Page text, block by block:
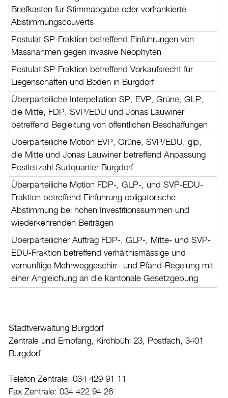
Briefkasten für Stimmabgabe oder vorfrankierte
Abstimmungscouverts
Postulat SP-Fraktion betreffend Einführungen von
Massnahmen gegen invasive Neophyten
Postulat SP-Fraktion betreffend Vorkaufsrecht für
Liegenschaften und Boden in Burgdorf
Überparteiliche Interpellation SP, EVP, Grüne, GLP,
die Mitte, FDP, SVP/EDU und Jonas Lauwiner
betreffend Begleitung von öffentlichen Beschaffungen
Überparteiliche Motion EVP, Grüne, SVP/EDU, glp,
die Mitte und Jonas Lauwiner betreffend Anpassung
Postleitzahl Südquartier Burgdorf
Überparteiliche Motion FDP-, GLP-, und SVP-EDU-
Fraktion betreffend Einführung obligatorische
Abstimmung bei hohen Investitionssummen und
wiederkehrenden Beiträgen
Überparteilicher Auftrag FDP-, GLP-, Mitte- und SVP-
EDU-Fraktion betreffend verhältnismässige und
vernünftige Mehrweggeschirr- und Pfand-Regelung mit
einer Angleichung an die kantonale Gesetzgebung
Stadtverwaltung Burgdorf
Zentrale und Empfang, Kirchbühl 23, Postfach, 3401
Burgdorf
Telefon Zentrale: 034 429 91 11
Fax Zentrale: 034 422 94 26